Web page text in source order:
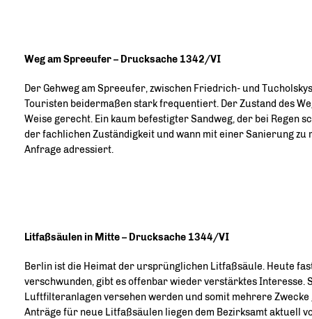
Weg am Spreeufer – Drucksache 1342/VI
Der Gehweg am Spreeufer, zwischen Friedrich- und
Touristen beidermaßen stark frequentiert. Der Zustand des
Weise gerecht. Ein kaum befestigter Sandweg, der bei Regen
der fachlichen Zuständigkeit und wann mit einer Sanierung zu
Anfrage adressiert.
Litfaßsäulen in Mitte – Drucksache 1344/VI
Berlin ist die Heimat der ursprünglichen Litfaßsäule. Heute
verschwunden, gibt es offenbar wieder verstärktes Interesse.
Luftfilteranlagen versehen werden und somit mehrere
Anträge für neue Litfaßsäulen liegen dem Bezirksamt aktuell